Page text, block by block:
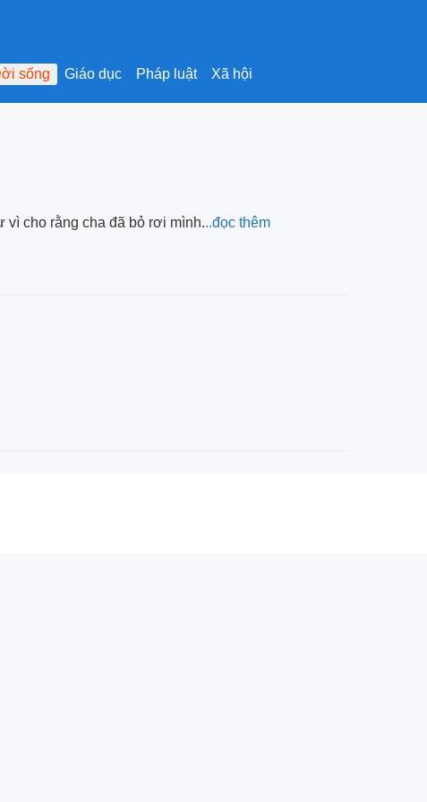
sống Giáo dục Pháp luật Xã hội
cho rằng cha đã bỏ rơi mình...đọc thêm